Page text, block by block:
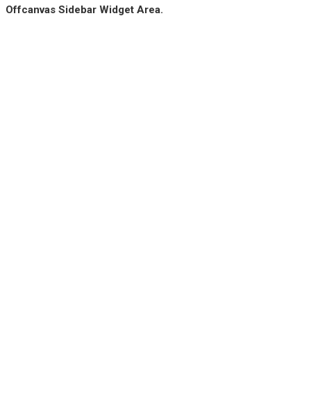
Offcanvas Sidebar Widget Area.